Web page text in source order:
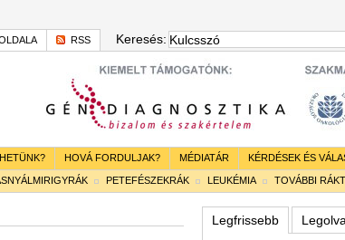
RSS Keresés:
HOVÁ FORDULJAK? MÉDIATÁR KÉRDÉSEK ÉS
PETEFÉSZEKRÁK LEUKÉMIA TOVÁBBI
Legfrissebb